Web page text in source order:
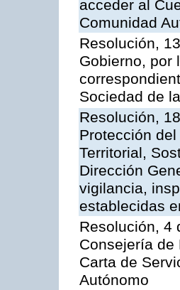
acceder al
Comunidad
Resolución,
Gobierno, por
Sociedad de
Resolución,
Protección
Territorial,
Dirección
vigilancia,
establecidas
Resolución, 4
Consejería de
Carta de
Autónomo